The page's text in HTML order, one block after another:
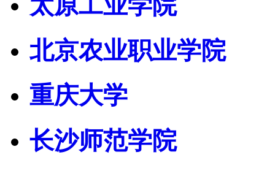
北京农业职业学院
重庆大学
长沙师范学院